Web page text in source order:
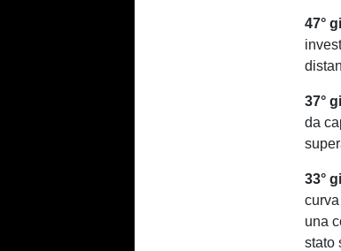
47°
37°
da
33°
una
stato